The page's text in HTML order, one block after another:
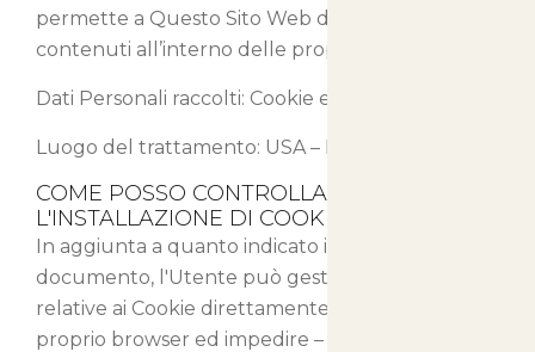
permette a Questo Sito Web di integrare tali
contenuti all’interno delle proprie pagine.
Dati Personali raccolti: Cookie e Dati di Utilizzo.
Luogo del trattamento: USA – Privacy Policy
COME POSSO CONTROLLARE
L'INSTALLAZIONE DI COOKIE?
In aggiunta a quanto indicato in questo
documento, l'Utente può gestire le preferenze
relative ai Cookie direttamente all'interno del
proprio browser ed impedire – ad esempio – che